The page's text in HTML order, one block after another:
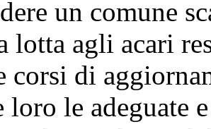
un comune
lotta agli acari
corsi di
le adeguate